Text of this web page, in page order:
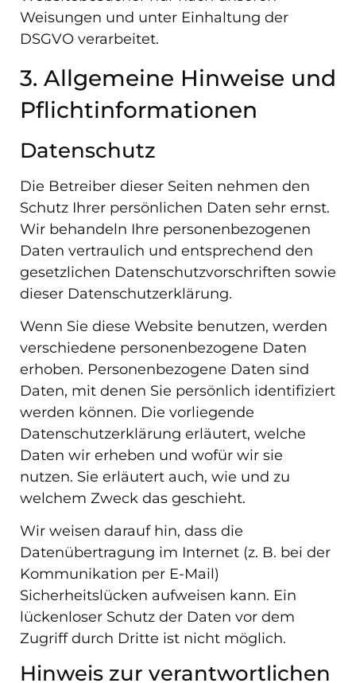
Weisungen und unter Einhaltung der
DSGVO verarbeitet.
3. Allgemeine Hinweise und
Pflicht­informationen
Datenschutz
Die Betreiber dieser Seiten nehmen den
Schutz Ihrer persönlichen Daten sehr ernst.
Wir behandeln Ihre personenbezogenen
Daten vertraulich und entsprechend den
gesetzlichen Datenschutzvorschriften sowie
dieser Datenschutzerklärung.
Wenn Sie diese Website benutzen, werden
verschiedene personenbezogene Daten
erhoben. Personenbezogene Daten sind
Daten, mit denen Sie persönlich identifiziert
werden können. Die vorliegende
Datenschutzerklärung erläutert, welche
Daten wir erheben und wofür wir sie
nutzen. Sie erläutert auch, wie und zu
welchem Zweck das geschieht.
Wir weisen darauf hin, dass die
Datenübertragung im Internet (z. B. bei der
Kommunikation per E-Mail)
Sicherheitslücken aufweisen kann. Ein
lückenloser Schutz der Daten vor dem
Zugriff durch Dritte ist nicht möglich.
Hinweis zur verantwortlichen